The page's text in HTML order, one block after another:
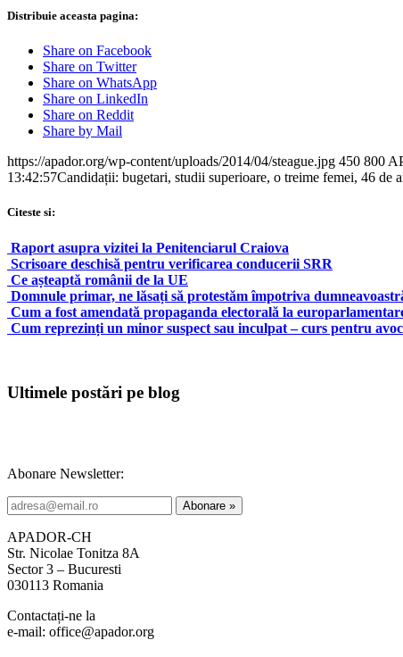
Distribuie aceasta pagina:
Share on Facebook
Share on Twitter
Share on WhatsApp
Share on LinkedIn
Share on Reddit
Share by Mail
https://apador.org/wp-content/uploads/2014/04/steague.jpg 450 800
13:42:57Candidații: bugetari, studii superioare, o treime femei, 46 de
Citeste si:
Raport asupra vizitei la Penitenciarul Craiova
Scrisoare deschisă pentru verificarea conducerii SRR
Ce așteaptă românii de la UE
Domnule primar, ne lăsați să protestăm împotriva
Cum a fost amendată propaganda electorală la
Cum reprezinți un minor suspect sau inculpat – curs pentru
Ultimele postări pe blog
Abonare Newsletter:
APADOR-CH
Str. Nicolae Tonitza 8A
Sector 3 – Bucuresti
030113 Romania
Contactați-ne la
e-mail: office@apador.org